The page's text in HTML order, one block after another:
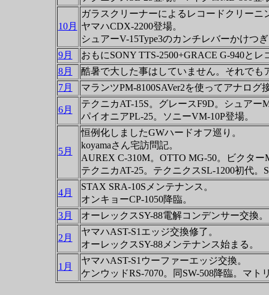
10月
ガラスクリーナーによるレコードクリーニ
ヤマハCDX-2200登場。
シュアーV-15Type3のカンチレバーかけつ
9月
おもにSONY TTS-2500+GRACE G-940と
8月
酷暑で大した事はしていません。それでも
7月
マランツPM-8100SAVer2を使ってアナログ
6月
テクニカAT-15S。グレースF9D。シュアー
パイオニアPL-25。ソニーVM-10P登場。
5月
恒例化しましたGWハードオフ巡り。
koyamaさん宅訪問記。
AUREX C-310M。OTTO MG-50。ビクタ
テクニカAT-25。テクニクスSL-1200初代
4月
STAX SRA-10Sメンテナンス。
オンキョーCP-1050降臨。
3月
オーレックスSY-88電解コンデンサー交換
2月
ヤマハAST-S1エッジ交換修了。
オーレックスSY-88メンテナンス始まる。
1月
ヤマハAST-S1ウーファーエッジ交換。
ケンウッドRS-7070。同SW-508降臨。マ